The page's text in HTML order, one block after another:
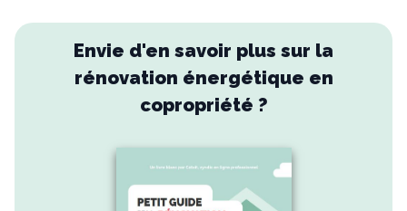
Envie d'en savoir plus sur la
rénovation énergétique en
copropriété ?